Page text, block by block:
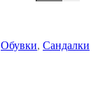
Обувки, Сандалки